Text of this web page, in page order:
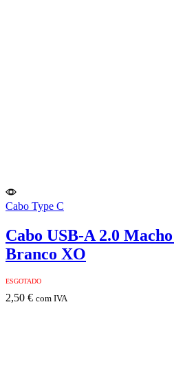
Cabo Type C
Cabo USB-A 2.0
Branco XO
ESGOTADO
2,50 € com IVA